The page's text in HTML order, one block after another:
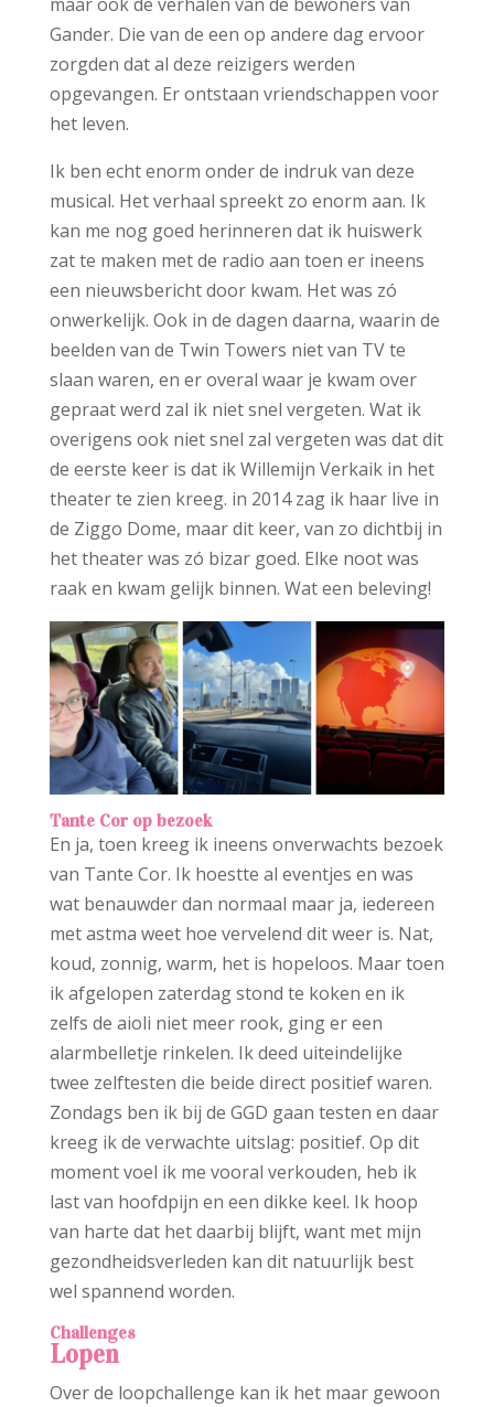
Gander. Die van de een op andere dag ervoor
zorgden dat al deze reizigers werden
opgevangen. Er ontstaan vriendschappen voor
het leven.
Ik ben echt enorm onder de indruk van deze
musical. Het verhaal spreekt zo enorm aan. Ik
kan me nog goed herinneren dat ik huiswerk
zat te maken met de radio aan toen er ineens
een nieuwsbericht door kwam. Het was zó
onwerkelijk. Ook in de dagen daarna, waarin de
beelden van de Twin Towers niet van TV te
slaan waren, en er overal waar je kwam over
gepraat werd zal ik niet snel vergeten. Wat ik
overigens ook niet snel zal vergeten was dat dit
de eerste keer is dat ik Willemijn Verkaik in het
theater te zien kreeg. in 2014 zag ik haar live in
de Ziggo Dome, maar dit keer, van zo dichtbij in
het theater was zó bizar goed. Elke noot was
raak en kwam gelijk binnen. Wat een beleving!
Tante Cor op bezoek
En ja, toen kreeg ik ineens onverwachts bezoek
van Tante Cor. Ik hoestte al eventjes en was
wat benauwder dan normaal maar ja, iedereen
met astma weet hoe vervelend dit weer is. Nat,
koud, zonnig, warm, het is hopeloos. Maar toen
ik afgelopen zaterdag stond te koken en ik
zelfs de aioli niet meer rook, ging er een
alarmbelletje rinkelen. Ik deed uiteindelijke
twee zelftesten die beide direct positief waren.
Zondags ben ik bij de GGD gaan testen en daar
kreeg ik de verwachte uitslag: positief. Op dit
moment voel ik me vooral verkouden, heb ik
last van hoofdpijn en een dikke keel. Ik hoop
van harte dat het daarbij blijft, want met mijn
gezondheidsverleden kan dit natuurlijk best
wel spannend worden.
Challenges
Lopen
Over de loopchallenge kan ik het maar gewoon